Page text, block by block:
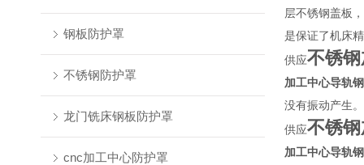
钢板防护罩
不锈钢防护罩
龙门铣床钢板防护罩
cnc加工中心防护罩
层不锈钢盖板
是保证了机床
供应不锈
加工中心导轨
没有振动产生。
供应不锈
加工中心导轨